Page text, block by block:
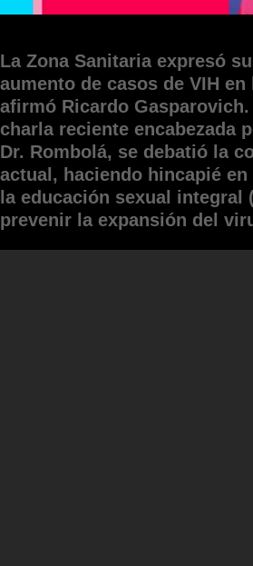
La Zona Sanitaria expresó
aumento de casos de VIH
afirmó Ricardo
charla reciente encabezada
Dr. Rombolá, se debatió la
actual, haciendo hincapié
la educación sexual integral
prevenir la expansión del